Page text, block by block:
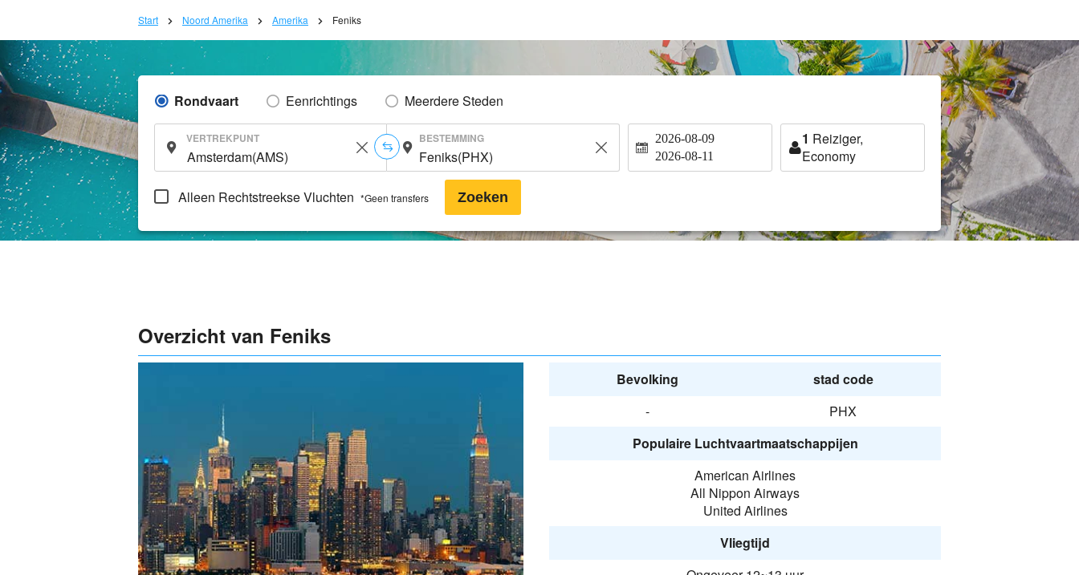
Start Noord Amerika Amerika Feniks
Rondvaart Eenrichtings Meerdere Steden
VERTREKPUNT BESTEMMING 2026-08-09
2026-08-11
1 Reiziger,
Economy
Alleen Rechtstreekse Vluchten *Geen transfers Zoeken
Overzicht van Feniks
Bevolking
stad code
-
PHX
Populaire Luchtvaartmaatschappijen
American Airlines
All Nippon Airways
United Airlines
Vliegtijd